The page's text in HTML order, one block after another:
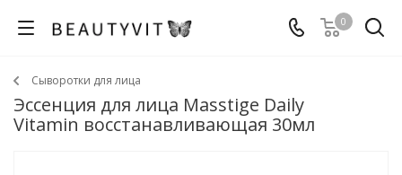
0
Сыворотки для лица
Эссенция для лица Masstige Daily
Vitamin восстанавливающая 30мл